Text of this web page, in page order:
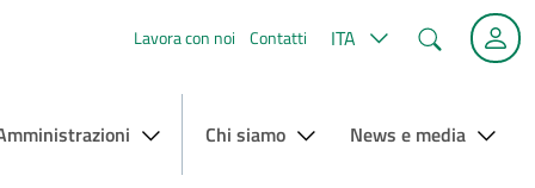
Lavora con noi Contatti ITA Cerca
Chi siamo News e media